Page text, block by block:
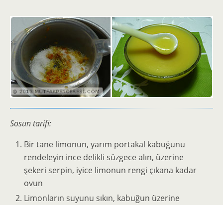
Sosun tarifi:
Bir tane limonun, yarım portakal kabuğunu
rendeleyin ince delikli süzgece alın, üzerine
şekeri serpin, iyice limonun rengi çıkana kadar
ovun
Limonların suyunu sıkın, kabuğun üzerine